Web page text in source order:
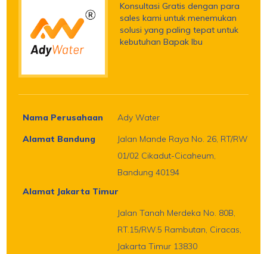
Konsultasi Gratis dengan para
sales kami untuk menemukan
solusi yang paling tepat untuk
kebutuhan Bapak Ibu
Nama Perusahaan
Ady Water
Alamat Bandung
Jalan Mande Raya No. 26, RT/RW
01/02 Cikadut-Cicaheum,
Bandung 40194
Alamat Jakarta Timur
Jalan Tanah Merdeka No. 80B,
RT.15/RW.5 Rambutan, Ciracas,
Jakarta Timur 13830